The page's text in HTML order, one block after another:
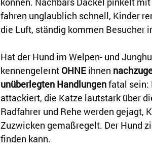
fahren unglaublich schnell, Kinder
die Luft, ständig kommen Besucher
Hat der Hund im Welpen- und
kennengelernt OHNE ihnen
unüberlegten Handlungen fatal sein:
attackiert, die Katze lautstark über
Radfahrer und Rehe werden gejagt,
Zuzwicken gemaßregelt. Der Hund
finden kann.